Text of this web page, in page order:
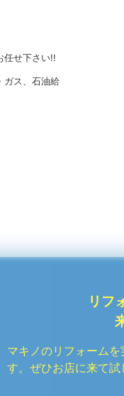
任せ下さい!!
ガス、石油給
リフ
マキノのリフォーム
す。ぜひお店に来て試